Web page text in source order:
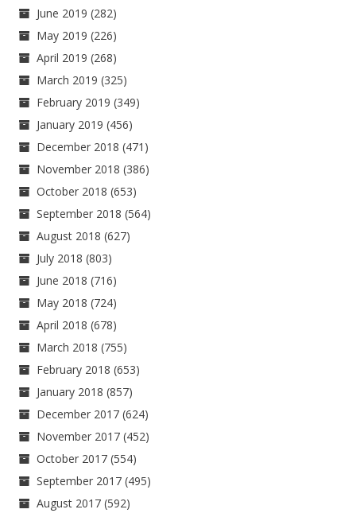
June 2019 (282)
May 2019 (226)
April 2019 (268)
March 2019 (325)
February 2019 (349)
January 2019 (456)
December 2018 (471)
November 2018 (386)
October 2018 (653)
September 2018 (564)
August 2018 (627)
July 2018 (803)
June 2018 (716)
May 2018 (724)
April 2018 (678)
March 2018 (755)
February 2018 (653)
January 2018 (857)
December 2017 (624)
November 2017 (452)
October 2017 (554)
September 2017 (495)
August 2017 (592)